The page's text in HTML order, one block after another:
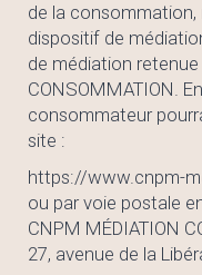
de la
dispositif de
de médiation retenue
CONSOMMATION.
consommateur
site :
https://www.cnpm-
ou par voie postale
CNPM MÉDIATION
27, avenue de la